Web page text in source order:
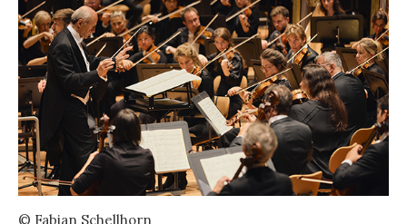
© Fabian Schellhorn